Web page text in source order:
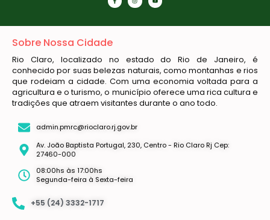
Sobre Nossa Cidade
Rio Claro, localizado no estado do Rio de Janeiro, é
conhecido por suas belezas naturais, como montanhas e rios
que rodeiam a cidade. Com uma economia voltada para a
agricultura e o turismo, o município oferece uma rica cultura e
tradições que atraem visitantes durante o ano todo.
admin.pmrc@rioclaro.rj.gov.br
Av. João Baptista Portugal, 230, Centro - Rio Claro Rj Cep:
27460-000
08:00hs às 17:00hs
Segunda-feira à Sexta-feira
+55 (24) 3332-1717